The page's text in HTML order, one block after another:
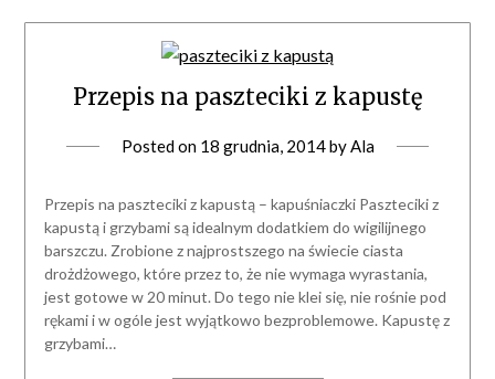
Przepis na paszteciki z kapustę
Posted on 18 grudnia, 2014byAla
Przepis na paszteciki z kapustą – kapuśniaczki Paszteciki z
kapustą i grzybami są idealnym dodatkiem do wigilijnego
barszczu. Zrobione z najprostszego na świecie ciasta
drożdżowego, które przez to, że nie wymaga wyrastania,
jest gotowe w 20 minut. Do tego nie klei się, nie rośnie pod
rękami i w ogóle jest wyjątkowo bezproblemowe. Kapustę z
grzybami…